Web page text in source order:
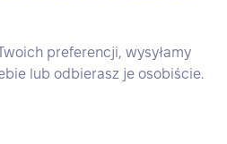
preferencji, wysyłamy
lub odbierasz je osobiście.